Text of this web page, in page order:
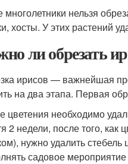
многолетники нельзя
хосты. У этих растений
ли обрезать
ирисов — важнейшая
на два этапа. Первая
цветения необходимо
2 недели, после того,
нужно удалить
садовое